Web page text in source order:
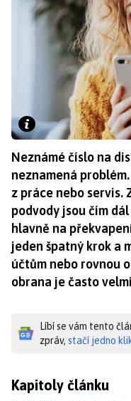
Neznámé číslo na
neznamená
z práce nebo
podvody jsou čím
hlavně na
jeden špatný krok a
účtům nebo rovnou
obrana je často
Líbí se vám tento
zpráv, stačí jedno
Kapitoly článku